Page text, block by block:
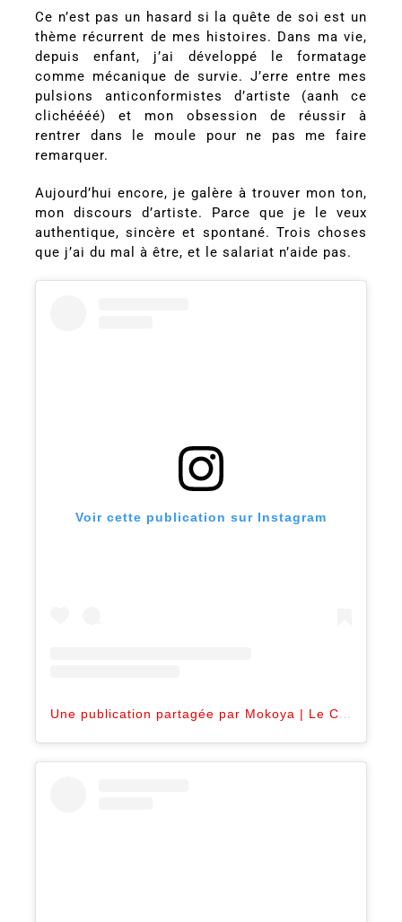
Ce n’est pas un hasard si la quête de soi est un
thème récurrent de mes histoires. Dans ma vie,
depuis enfant, j’ai développé le formatage
comme mécanique de survie. J’erre entre mes
pulsions anticonformistes d’artiste (aanh ce
clichéééé) et mon obsession de réussir à
rentrer dans le moule pour ne pas me faire
remarquer.
Aujourd’hui encore, je galère à trouver mon ton,
mon discours d’artiste. Parce que je le veux
authentique, sincère et spontané. Trois choses
que j’ai du mal à être, et le salariat n’aide pas.
Voir cette publication sur Instagram
Une publication partagée par Mokoya | Le Café des Récits (@mokoya.art)